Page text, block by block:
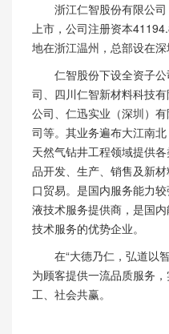
浙江仁智股份有限公
上市，公司注册资本
地在浙江温州，总部设在深
仁智股份下设全资子
司、四川仁智新材料科技
公司、仁迅实业（深圳）
司等。其业务遍布大江南
天然气钻井工程领域提供
品开发、生产、销售及新
口贸易。是国内服务能力
液技术服务提供商，是国
技术服务的优势企业。
在“大德乃仁，弘道以
为顾客提供一流品质服务
工、社会共赢。